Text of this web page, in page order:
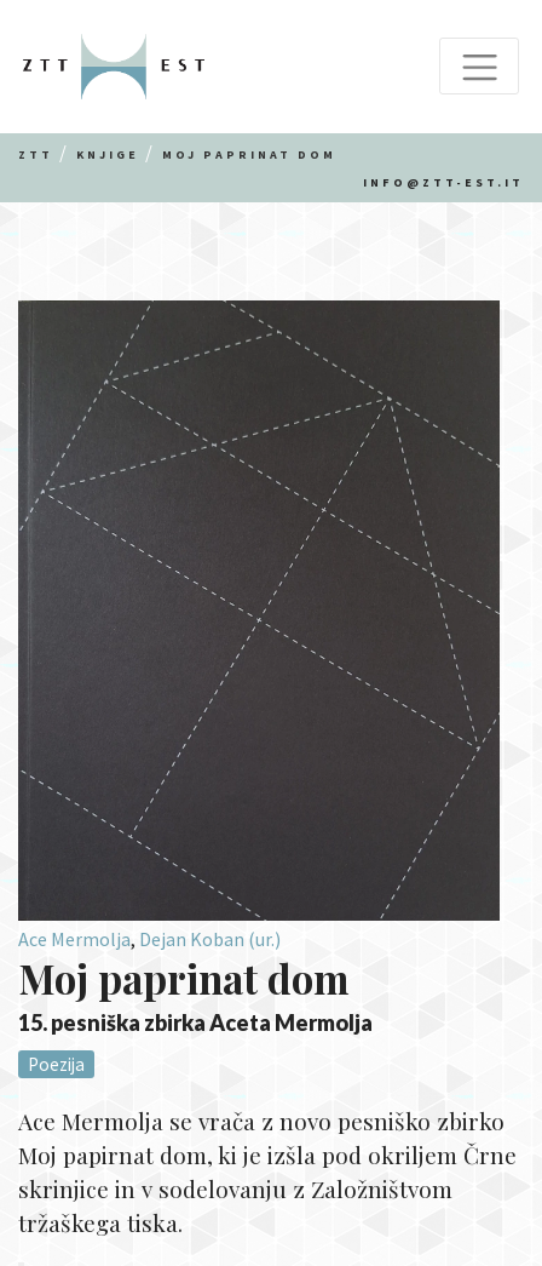
ZTT KNJIGE
MOJ PAPRINAT DOM
INFO@ZTT-EST.IT
Ace Mermolja, Dejan Koban (ur.)
Moj paprinat dom
15. pesniška zbirka Aceta Mermolja
Poezija
Ace Mermolja se vrača z novo pesniško zbirko
Moj papirnat dom, ki je izšla pod okriljem Črne
skrinjice in v sodelovanju z Založništvom
tržaškega tiska.